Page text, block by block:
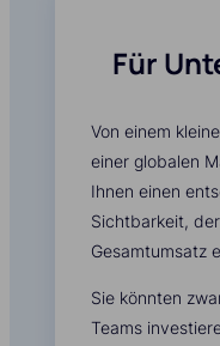
Für
Von einem
einer globalen
Ihnen einen
Sichtbarkeit,
Gesamtumsatz
Sie könnten
Teams